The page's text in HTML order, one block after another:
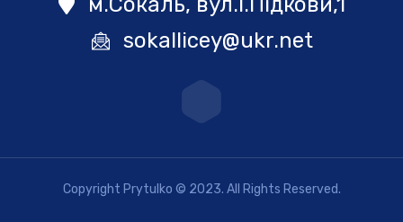
sokallicey@ukr.net
Copyright Prytulko © 2023. All Rights Reserved.